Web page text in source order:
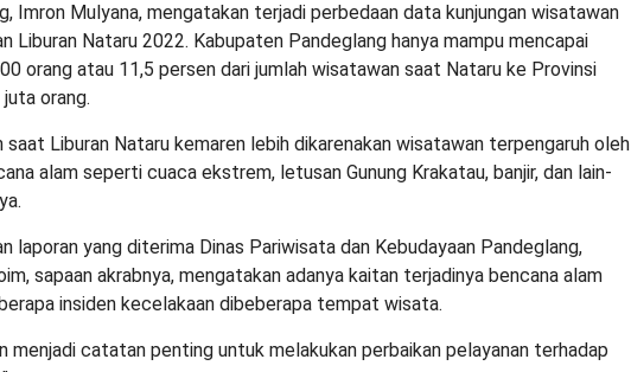
Imron Mulyana, mengatakan terjadi perbedaan data kunjungan wisatawan
Liburan Nataru 2022. Kabupaten Pandeglang hanya mampu mencapai
orang atau 11,5 persen dari jumlah wisatawan saat Nataru ke Provinsi
orang.
saat Liburan Nataru kemaren lebih dikarenakan wisatawan terpengaruh oleh
alam seperti cuaca ekstrem, letusan Gunung Krakatau, banjir, dan lain-
laporan yang diterima Dinas Pariwisata dan Kebudayaan Pandeglang,
sapaan akrabnya, mengatakan adanya kaitan terjadinya bencana alam
insiden kecelakaan dibeberapa tempat wisata.
menjadi catatan penting untuk melakukan perbaikan pelayanan terhadap